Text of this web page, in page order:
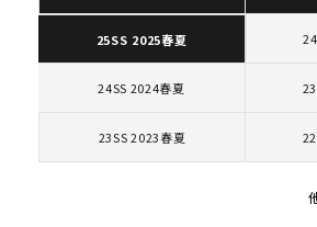
キャップ・ハット
ショルダー・ウエストバッグ
25SS 2025春夏
24SS 2024春夏
23SS 2023春夏